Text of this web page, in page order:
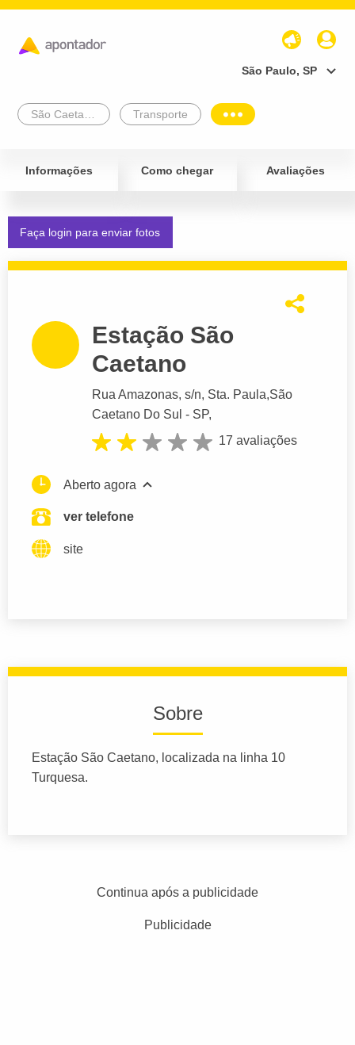
São Paulo, SP
Transporte
Informações Como chegar Avaliações
Faça login para enviar fotos
Estação São
Caetano
Rua Amazonas, s/n, Sta. Paula,São
Caetano Do Sul - SP,
17 avaliações
Aberto agora
ver telefone
site
Sobre
Estação São Caetano, localizada na linha 10
Turquesa.
Continua após a publicidade
Publicidade